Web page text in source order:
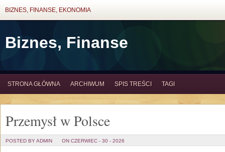
BIZNES, FINANSE, EKONOMIA
Biznes, Finanse
STRONA GŁÓWNA ARCHIWUM SPIS TREŚCI TAGI
Przemysł w Polsce
POSTED BY ADMIN ON CZERWIEC - 30 - 2026